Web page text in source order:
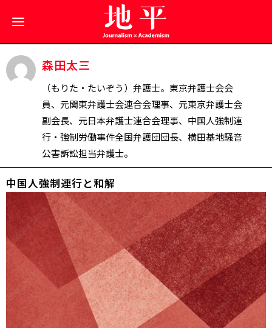
森田太三
（もりた・たいぞう）弁護士。東京弁護士会会
員、元関東弁護士会連合会理事、元東京弁護士会
副会長、元日本弁護士連合会理事、中国人強制連
行・強制労働事件全国弁護団団長、横田基地騒音
公害訴訟担当弁護士。
中国人強制連行と和解